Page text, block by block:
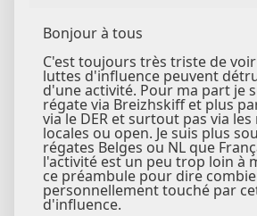
Bonjour à tous
C'est toujours très triste de
luttes d'influence peuvent
d'une activité. Pour ma part je
régate via Breizhskiff et plus
via le DER et surtout pas via les
locales ou open. Je suis plus
régates Belges ou NL que
l'activité est un peu trop loin à
ce préambule pour dire
personnellement touché par
d'influence.